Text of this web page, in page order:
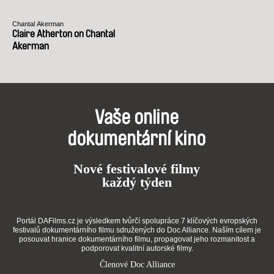
Chantal Akerman
Claire Atherton on Chantal
Akerman
Vaše online
dokumentární kino
Nové festivalové filmy
každý týden
Portál DAFilms.cz je výsledkem tvůrčí spolupráce 7 klíčových evropských
festivalů dokumentárního filmu sdružených do Doc Alliance. Naším cílem je
posouvat hranice dokumentárního filmu, propagovat jeho rozmanitost a
podporovat kvalitní autorské filmy.
Členové Doc Alliance